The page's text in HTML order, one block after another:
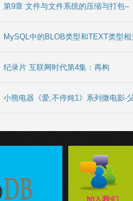
第9章 文件与文件系统的压缩与打包–
MySQL中的BLOB类型和TEXT类型相
纪录片 互联网时代第4集：再构
小熊电器《爱,不停炖1》系列微电影-